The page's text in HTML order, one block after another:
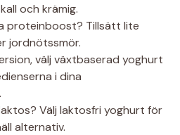
och krämig.
proteinboost? Tillsätt lite
jordnötssmör.
välj växtbaserad yoghurt
i dina
Välj laktosfri yoghurt för
alternativ.